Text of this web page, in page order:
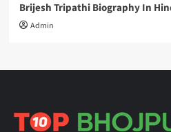
Brijesh Tripathi Biography In Hindi
Admin